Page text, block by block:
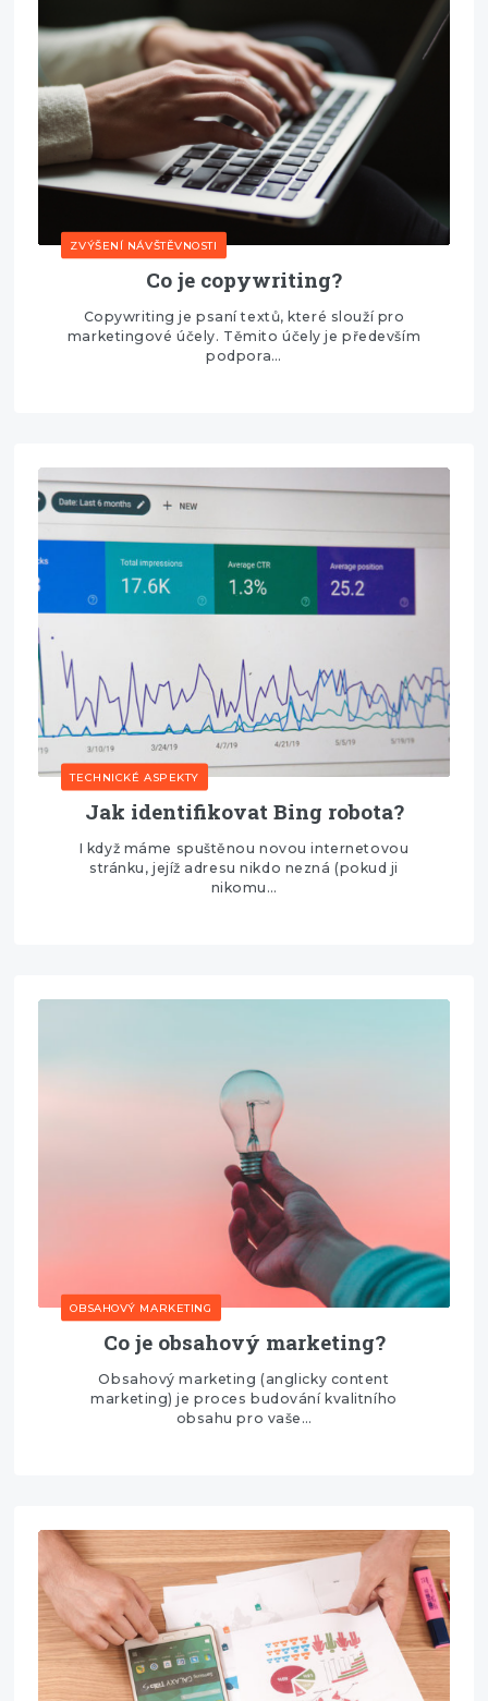
ZVÝŠENÍ NÁVŠTĚVNOSTI
Co je copywriting?
Copywriting je psaní textů, které slouží pro
marketingové účely. Těmito účely je především
podpora…
TECHNICKÉ ASPEKTY
Jak identifikovat Bing robota?
I když máme spuštěnou novou internetovou
stránku, jejíž adresu nikdo nezná (pokud ji
nikomu…
OBSAHOVÝ MARKETING
Co je obsahový marketing?
Obsahový marketing (anglicky content
marketing) je proces budování kvalitního
obsahu pro vaše…